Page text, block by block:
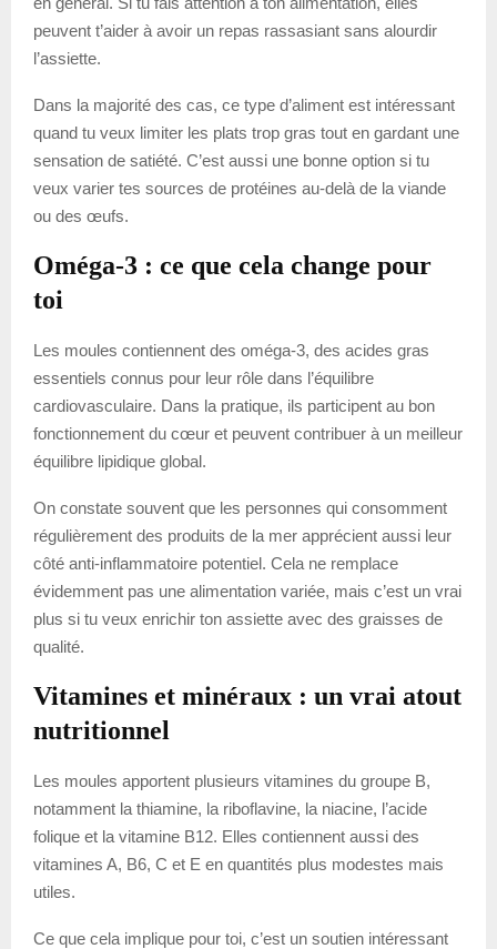
peuvent t’aider à avoir un repas rassasiant sans alourdir
l’assiette.
Dans la majorité des cas, ce type d’aliment est intéressant
quand tu veux limiter les plats trop gras tout en gardant une
sensation de satiété. C’est aussi une bonne option si tu
veux varier tes sources de protéines au-delà de la viande
ou des œufs.
Oméga-3 : ce que cela change pour
toi
Les moules contiennent des oméga-3, des acides gras
essentiels connus pour leur rôle dans l’équilibre
cardiovasculaire. Dans la pratique, ils participent au bon
fonctionnement du cœur et peuvent contribuer à un meilleur
équilibre lipidique global.
On constate souvent que les personnes qui consomment
régulièrement des produits de la mer apprécient aussi leur
côté anti-inflammatoire potentiel. Cela ne remplace
évidemment pas une alimentation variée, mais c’est un vrai
plus si tu veux enrichir ton assiette avec des graisses de
qualité.
Vitamines et minéraux : un vrai atout
nutritionnel
Les moules apportent plusieurs vitamines du groupe B,
notamment la thiamine, la riboflavine, la niacine, l’acide
folique et la vitamine B12. Elles contiennent aussi des
vitamines A, B6, C et E en quantités plus modestes mais
utiles.
Ce que cela implique pour toi, c’est un soutien intéressant